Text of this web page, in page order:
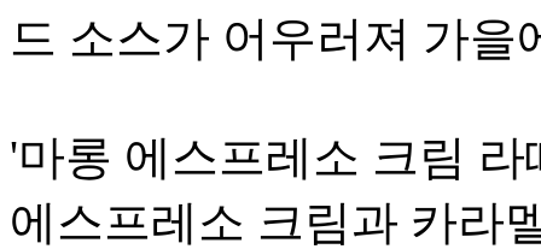
드 소스가 어우러져 가을
'마롱 에스프레소 크림
에스프레소 크림과 카라